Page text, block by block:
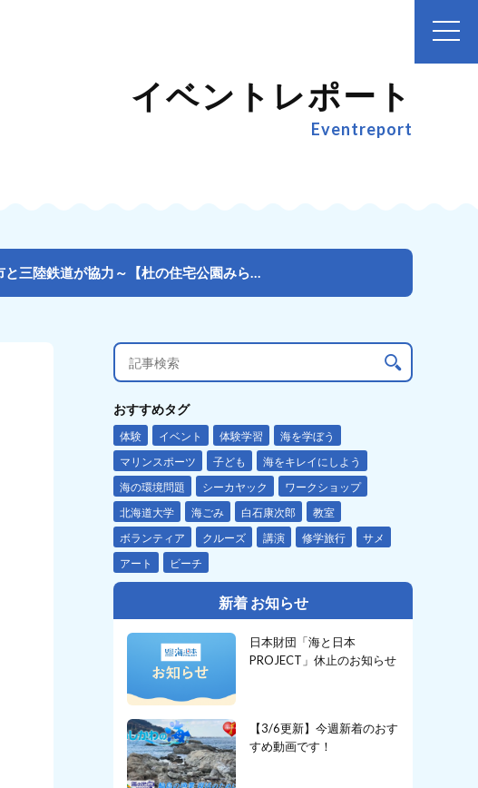
イベントレポート
Eventreport
「秋の海ごみゼロウィーク」 プレイベント～盛岡市と三陸鉄道が協力～【杜の住宅公園みらいえ ごみ拾い大...
おすすめタグ
体験 イベント 体験学習
海を学ぼう
マリンスポーツ
子ども
海をキレイにしよう
海の環境問題
シーカヤック
ワークショップ
北海道大学
海ごみ 白石康次郎
教室
ボランティア
クルーズ 講演 修学旅行
サメ
アート
ビーチ
新着 お知らせ
日本財団「海と日本
PROJECT」休止のお知らせ
【3/6更新】今週新着のおす
すめ動画です！